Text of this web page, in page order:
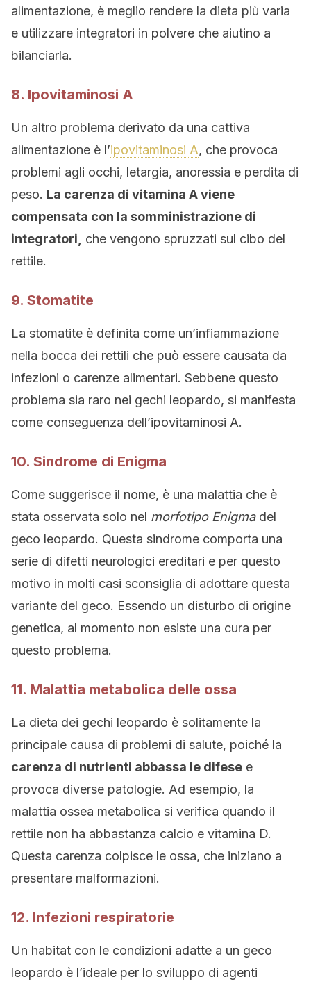
alimentazione, è meglio rendere la dieta più varia
e utilizzare integratori in polvere che aiutino a
bilanciarla.
8. Ipovitaminosi A
Un altro problema derivato da una cattiva
alimentazione è l’ipovitaminosi A, che provoca
problemi agli occhi, letargia, anoressia e perdita di
peso. La carenza di vitamina A viene
compensata con la somministrazione di
integratori,
che vengono spruzzati sul cibo del
rettile.
9. Stomatite
La stomatite è definita come un’infiammazione
nella bocca dei rettili che può essere causata da
infezioni o carenze alimentari. Sebbene questo
problema sia raro nei gechi leopardo, si manifesta
come conseguenza dell’ipovitaminosi A.
10. Sindrome di Enigma
Come suggerisce il nome, è una malattia che è
stata osservata solo nel morfotipo Enigmadel
geco leopardo. Questa sindrome comporta una
serie di difetti neurologici ereditari e per questo
motivo in molti casi sconsiglia di adottare questa
variante del geco. Essendo un disturbo di origine
genetica, al momento non esiste una cura per
questo problema.
11. Malattia metabolica delle ossa
La dieta dei gechi leopardo è solitamente la
principale causa di problemi di salute, poiché la
carenza di nutrienti abbassa le difese e
provoca diverse patologie. Ad esempio, la
malattia ossea metabolica si verifica quando il
rettile non ha abbastanza calcio e vitamina D.
Questa carenza colpisce le ossa, che iniziano a
presentare malformazioni.
12. Infezioni respiratorie
Un habitat con le condizioni adatte a un geco
leopardo è l’ideale per lo sviluppo di agenti